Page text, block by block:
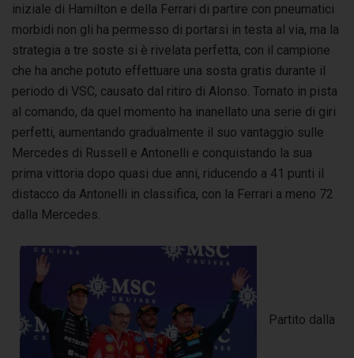
iniziale di Hamilton e della Ferrari di partire con pneumatici
morbidi non gli ha permesso di portarsi in testa al via, ma la
strategia a tre soste si è rivelata perfetta, con il campione
che ha anche potuto effettuare una sosta gratis durante il
periodo di VSC, causato dal ritiro di Alonso. Tornato in pista
al comando, da quel momento ha inanellato una serie di giri
perfetti, aumentando gradualmente il suo vantaggio sulle
Mercedes di Russell e Antonelli e conquistando la sua
prima vittoria dopo quasi due anni, riducendo a 41 punti il
distacco da Antonelli in classifica, con la Ferrari a meno 72
dalla Mercedes.
Partito dalla